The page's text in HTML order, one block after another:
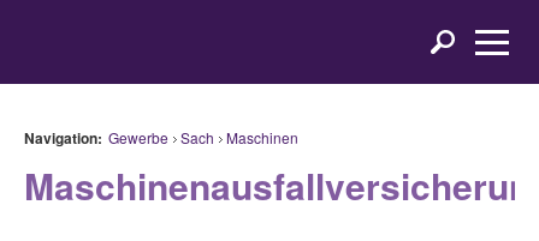
Navigation: Gewerbe Sach Maschinen